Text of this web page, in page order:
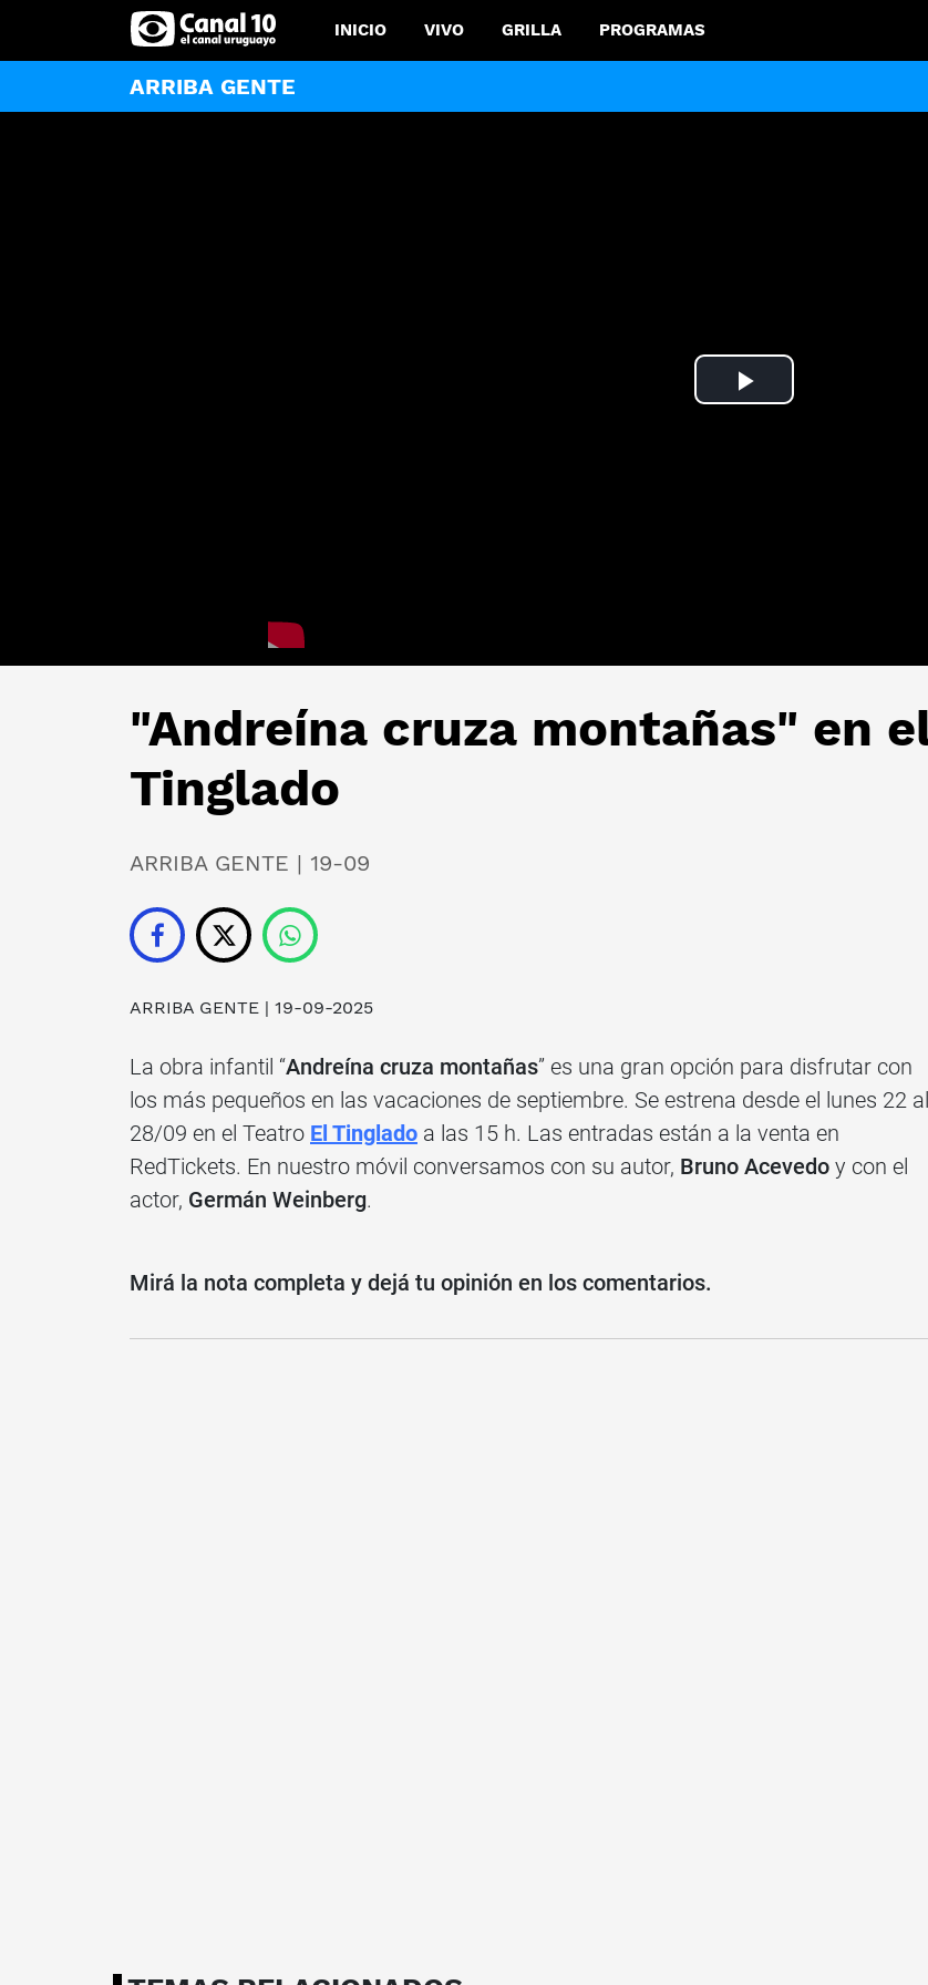
INICIO VIVO GRILLA PROGRAMAS
ARRIBA GENTE
Play
"Andreína cruza montañas" en
Tinglado
ARRIBA GENTE | 19-09
ARRIBA GENTE | 19-09-2025
La obra infantil “Andreína cruza montañas” es una gran opción para disfrutar con
los más pequeños en las vacaciones de septiembre. Se estrena desde el lunes 22 al
28/09 en el Teatro El Tinglado a las 15 h. Las entradas están a la venta en
RedTickets. En nuestro móvil conversamos con su autor, Bruno Acevedo y con el
actor, Germán Weinberg.
Mirá la nota completa y dejá tu opinión en los comentarios.